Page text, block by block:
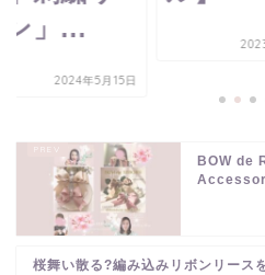
」...
2024年5月15日
BOW de
桜舞い散る?編み込みリボンリース